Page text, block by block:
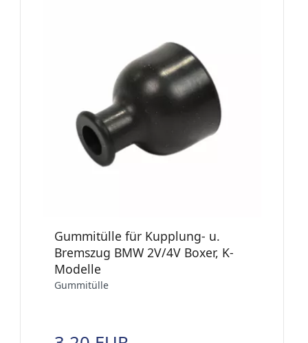
Gummitülle für Kupplung- u.
Bremszug BMW 2V/4V Boxer, K-
Modelle
Gummitülle